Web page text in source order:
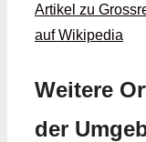
Artikel zu
auf Wikipedia
Weitere
der